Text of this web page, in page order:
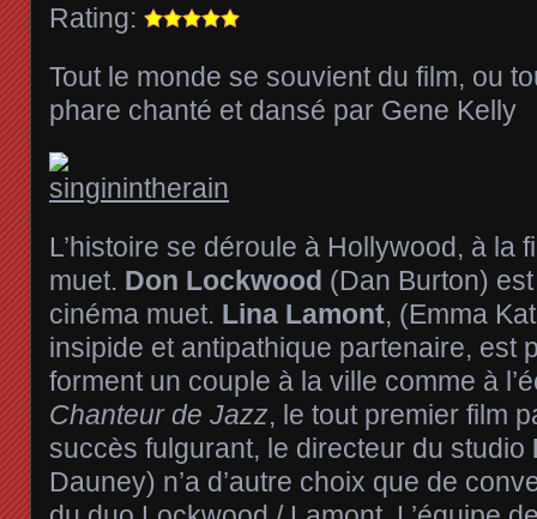
Rating:
Tout le monde se souvient du film, ou
phare chanté et dansé par Gene Kelly
L’histoire se déroule à Hollywood, à la
muet. Don Lockwood (Dan Burton)
cinéma muet. Lina Lamont, (Emma
insipide et antipathique partenaire, est
forment un couple à la ville comme à
Chanteur de Jazz, le tout premier film
succès fulgurant, le directeur du studio
Dauney) n’a d’autre choix que de